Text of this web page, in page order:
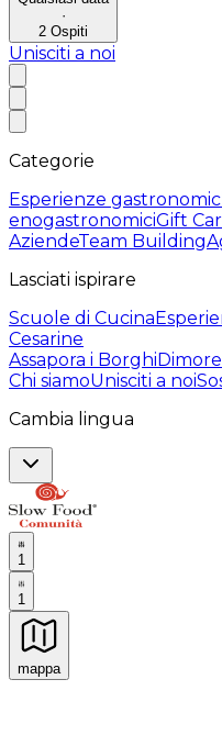
·
2 Ospiti
Unisciti a noi
Categorie
Esperienze
enogastronomiciGift
AziendeTeam Building
Lasciati ispirare
Scuole di Cucina
Cesarine
Assapora i Borghi
Chi siamoUnisciti a noi
Cambia lingua
1
1
mappa
Esperienze culinarie